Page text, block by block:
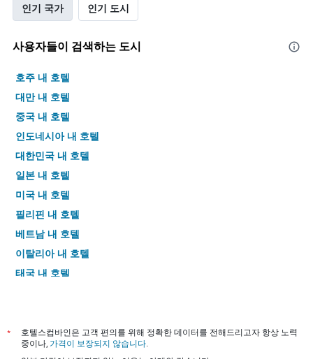
인기 국가 인기 도시
사용자들이 검색하는 도시
호주 내 호텔
대만 내 호텔
중국 내 호텔
인도네시아 내 호텔
대한민국 내 호텔
일본 내 호텔
미국 내 호텔
필리핀 내 호텔
베트남 내 호텔
이탈리아 내 호텔
태국 내 호텔
*
호텔스컴바인은 고객 편의를 위해 정확한 데이터를 전해드리고자 항상 노력
중이나, 가격이 보장되지 않습니다.